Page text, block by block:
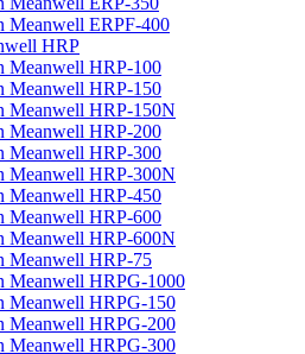
Meanwell ERPF-400
HRP
Meanwell HRP-100
Meanwell HRP-150
Meanwell HRP-150N
Meanwell HRP-200
Meanwell HRP-300
Meanwell HRP-300N
Meanwell HRP-450
Meanwell HRP-600
Meanwell HRP-600N
Meanwell HRP-75
Meanwell HRPG-1000
Meanwell HRPG-150
Meanwell HRPG-200
Meanwell HRPG-300